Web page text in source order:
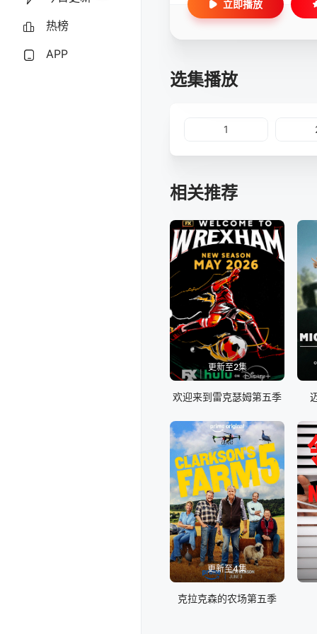
热榜
APP
立即播放
选集播放
1
相关推荐
更新至2集
欢迎来到雷克瑟姆第五季
更新至4集
克拉克森的农场第五季